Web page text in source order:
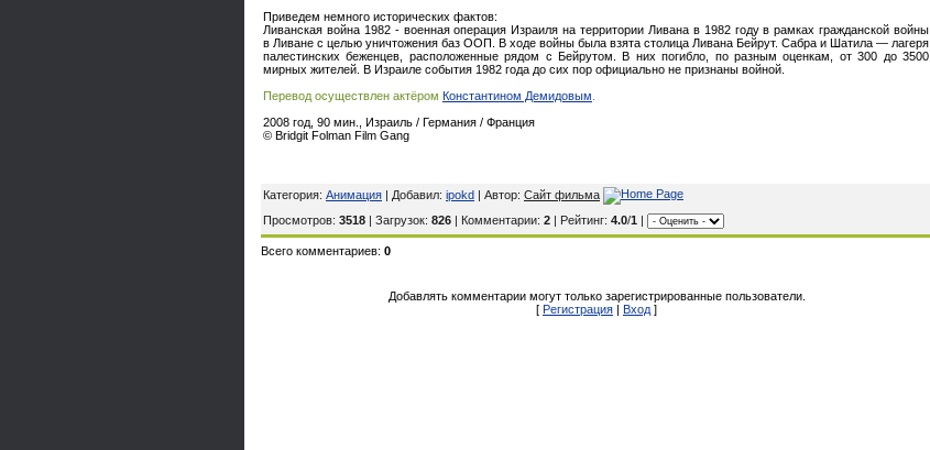
Приведем немного исторических фактов:
Ливанская война 1982 - военная операция Израиля на территории Ливана в 1982 году в рамках гражданской войны
в Ливане с целью уничтожения баз ООП. В ходе войны была взята столица Ливана Бейрут. Сабра и Шатила — лагеря
палестинских беженцев, расположенные рядом с Бейрутом. В них погибло, по разным оценкам, от 300 до 3500
мирных жителей. В Израиле события 1982 года до сих пор официально не признаны войной.
Перевод осуществлен актёром Константином Демидовым
2008 год, 90 мин., Израиль / Германия / Франция
© Bridgit Folman Film Gang
Категория: Анимация | Добавил: ipokd | Автор: Сайт фильма
Просмотров: 3518 | Загрузок: 826 | Комментарии: 2 | Рейтинг: 4.0/1 |
Всего комментариев: 0
Добавлять комментарии могут только зарегистрированные пользователи.
[ Регистрация | Вход ]